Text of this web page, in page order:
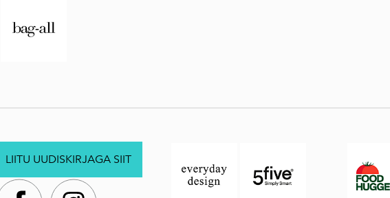
LIITU UUDISKIRJAGA SIIT